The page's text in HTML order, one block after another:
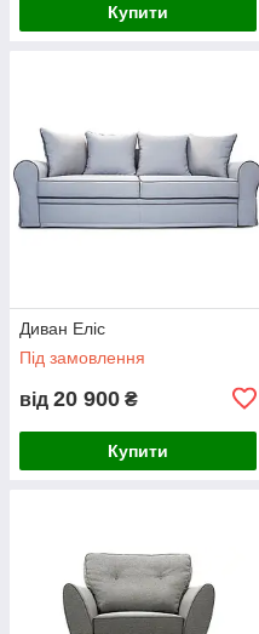
Купити
Диван Еліс
Під замовлення
від 20 900 ₴
Купити